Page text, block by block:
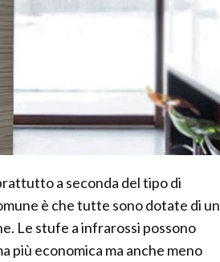
a seconda del tipo di
è che tutte sono dotate di un
Le stufe a infrarossi possono
più economica ma anche meno